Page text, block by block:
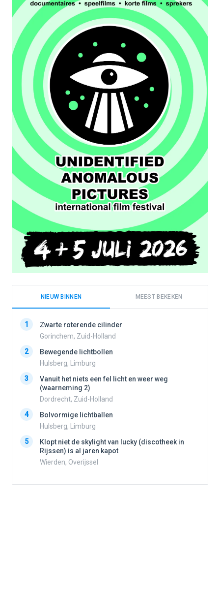
NIEUW BINNEN MEEST BEKEKEN
1
Zwarte roterende cilinder
Gorinchem, Zuid-Holland
2
Bewegende lichtbollen
Hulsberg, Limburg
3
Vanuit het niets een fel licht en weer weg
(waarneming 2)
Dordrecht, Zuid-Holland
4
Bolvormige lichtballen
Hulsberg, Limburg
5
Klopt niet de skylight van lucky (discotheek in
Rijssen) is al jaren kapot
Wierden, Overijssel